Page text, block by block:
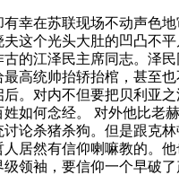
幸在苏联现场不动声色
这个光头大肚的凹凸不
古的江泽民主席同志。泽
高统帅抬轿抬棺，甚至
。对内不但要把贝利亚
如何念经。 对外他比老
论杀猪杀狗。但是跟克
居然有信仰喇嘛教的。
领袖，要信仰一个早破